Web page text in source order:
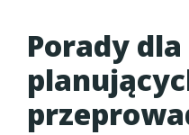
Porady dla